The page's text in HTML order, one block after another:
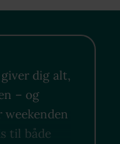
giver dig alt,
– og
weekenden
til både